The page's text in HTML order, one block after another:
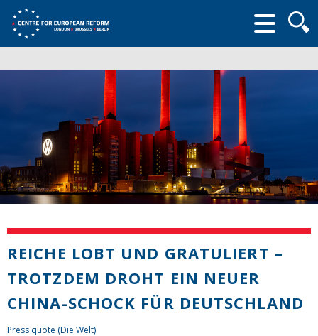
form
REICHE LOBT UND GRATULIERT –
TROTZDEM DROHT EIN NEUER
CHINA-SCHOCK FÜR DEUTSCHLAND
Press quote (Die Welt)